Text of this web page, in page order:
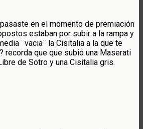
en el momento de premiación
estaban por subir a la rampa y
¨vacia¨ la Cisitalia a la que te
recorda que que subió una Maserati
de Sotro y una Cisitalia gris.